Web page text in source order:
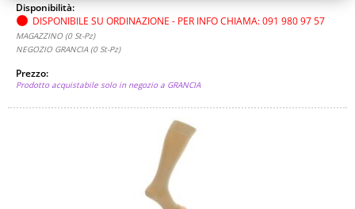
Disponibilità:
DISPONIBILE SU ORDINAZIONE - PER INFO CHIAMA: 091 980 97 57
MAGAZZINO (0 St-Pz)
NEGOZIO GRANCIA (0 St-Pz)
Prezzo:
Prodotto acquistabile solo in negozio a GRANCIA